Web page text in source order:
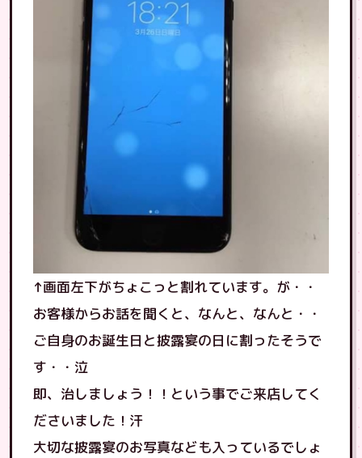
↑画面左下がちょこっと割れています。が・・
お客様からお話を聞くと、なんと、なんと・・
ご自身のお誕生日と披露宴の日に割ったそうで
す・・泣
即、治しましょう！！という事でご来店してく
ださいました！汗
大切な披露宴のお写真なども入っているでしょ